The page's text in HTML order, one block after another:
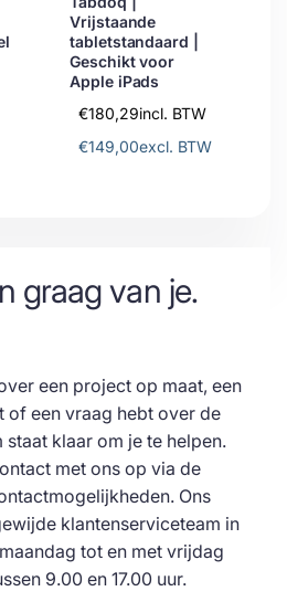
Vrijstaande
tabletstandaard |
Geschikt voor
Apple iPads
€180,29incl. BTW
€149,00excl. BTW
graag van je.
een project op maat, een
een vraag hebt over de
staat klaar om je te helpen.
met ons op via de
Ons
klantenserviceteam in
tot en met vrijdag
9.00 en 17.00 uur.